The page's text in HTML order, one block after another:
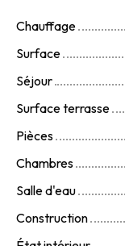
Chauffage
Surface
Séjour
Surface terrasse
Pièces
Chambres
Salle d'eau
Construction